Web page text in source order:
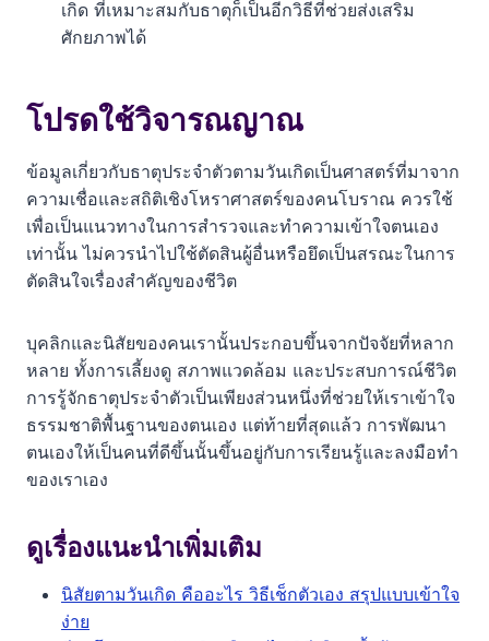
เกิด ที่เหมาะสมกับธาตุก็เป็นอีกวิธีที่ช่วยส่งเสริม
ศักยภาพได้
โปรดใช้วิจารณญาณ
ข้อมูลเกี่ยวกับธาตุประจำตัวตามวันเกิดเป็นศาสตร์ที่มาจาก
ความเชื่อและสถิติเชิงโหราศาสตร์ของคนโบราณ ควรใช้
เพื่อเป็นแนวทางในการสำรวจและทำความเข้าใจตนเอง
เท่านั้น ไม่ควรนำไปใช้ตัดสินผู้อื่นหรือยึดเป็นสรณะในการ
ตัดสินใจเรื่องสำคัญของชีวิต
บุคลิกและนิสัยของคนเรานั้นประกอบขึ้นจากปัจจัยที่หลาก
หลาย ทั้งการเลี้ยงดู สภาพแวดล้อม และประสบการณ์ชีวิต
การรู้จักธาตุประจำตัวเป็นเพียงส่วนหนึ่งที่ช่วยให้เราเข้าใจ
ธรรมชาติพื้นฐานของตนเอง แต่ท้ายที่สุดแล้ว การพัฒนา
ตนเองให้เป็นคนที่ดีขึ้นนั้นขึ้นอยู่กับการเรียนรู้และลงมือทำ
ของเราเอง
ดูเรื่องแนะนำเพิ่มเติม
นิสัยตามวันเกิด คืออะไร วิธีเช็กตัวเอง สรุปแบบเข้าใจ
ง่าย